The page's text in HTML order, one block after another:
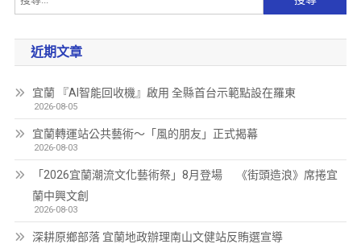
近期文章
宜蘭 『AI智能回收機』啟用 全縣首台示範點設在羅東
2026-08-05
宜蘭轉運站公共藝術～「風的朋友」正式揭幕
2026-08-03
「2026宜蘭潮流文化藝術祭」8月登場 《街頭造浪》席捲宜
蘭中興文創
2026-08-03
深耕原鄉部落 宜蘭地政辦理南山文健站反賄選宣導